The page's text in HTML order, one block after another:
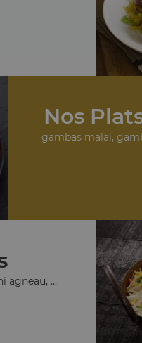
Nos
gambas malai,
agneau, ...